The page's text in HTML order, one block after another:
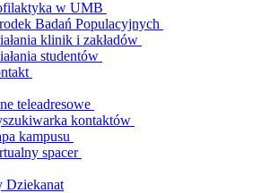
w UMB
Badań Populacyjnych
klinik i zakładów
studentów
teleadresowe
kontaktów
kampusu
spacer
Dziekanat